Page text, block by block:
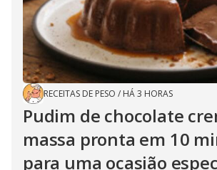
RECEITAS DE PESO / HÁ 3 HORAS
Pudim de chocolate
massa pronta em 10
para uma ocasião